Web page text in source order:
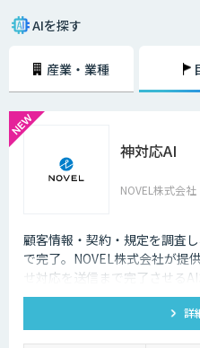
AIを探す
産業・業種
神対応AI
NOVEL株式会社
顧客情報・契約・規定を調査
で完了。NOVEL株式会社が提
せ対応を送信まで完了させる
契約・規定を突き合わせて回
下書き止めかを選べます。
詳